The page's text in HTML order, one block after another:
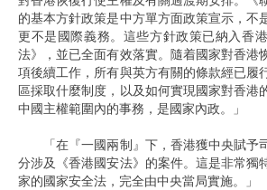
的基本方針政策是中方單方面政策宣示，不
更不是國際義務。這些方針政策已納入香
法》，並已全面有效落實。隨着國家對香港
項後續工作，所有與英方有關的條款經已履
區採取什麼制度，以及如何實現國家對香港
中國主權範圍內的事務，是國家內政。」
「在『一國兩制』下，香港獲中央賦予
分涉及《香港國安法》的案件。這是非常獨
家的國家安全法，完全由中央當局實施。」